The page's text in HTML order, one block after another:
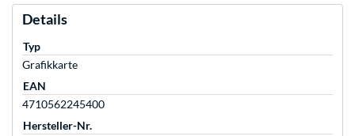
Details
Typ
Grafikkarte
EAN
4710562245400
Hersteller-Nr.